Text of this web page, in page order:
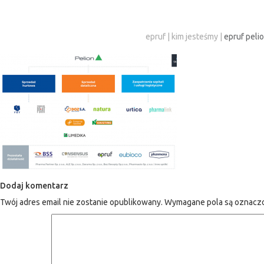
epruf kim jesteśmy epruf
Dodaj komentarz
Twój adres email nie zostanie opublikowany. Wymagane pola są